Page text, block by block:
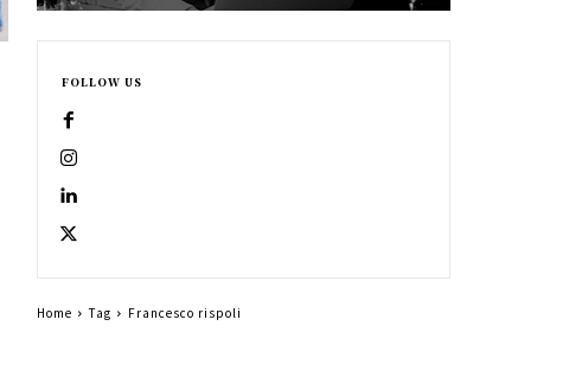
FOLLOW US
Home Tag Francesco rispoli